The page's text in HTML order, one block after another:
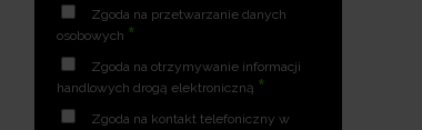
Zgoda na przetwarzanie danych
osobowych *
Zgoda na otrzymywanie informacji
handlowych drogą elektroniczną *
Zgoda na kontakt telefoniczny w